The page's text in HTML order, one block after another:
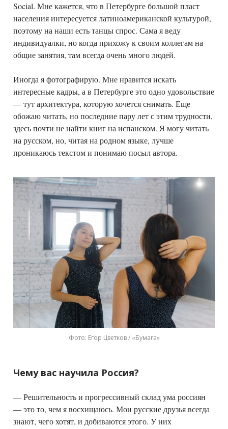
Social. Мне кажется, что в Петербурге большой пласт
населения интересуется латиноамериканской культурой,
поэтому на наши есть танцы спрос. Сама я веду
индивидуалки, но когда прихожу к своим коллегам на
общие занятия, там всегда очень много людей.
Иногда я фотографирую. Мне нравится искать
интересные кадры, а в Петербурге это одно удовольствие
— тут архитектура, которую хочется снимать. Еще
обожаю читать, но последние пару лет с этим трудности,
здесь почти не найти книг на испанском. Я могу читать
на русском, но, читая на родном языке, лучше
проникаюсь текстом и понимаю посыл автора.
Фото: Егор Цветков / «Бумага»
Чему вас научила Россия?
— Решительность и прогрессивный склад ума россиян
— это то, чем я восхищаюсь. Мои русские друзья всегда
знают, чего хотят, и добиваются этого. У них